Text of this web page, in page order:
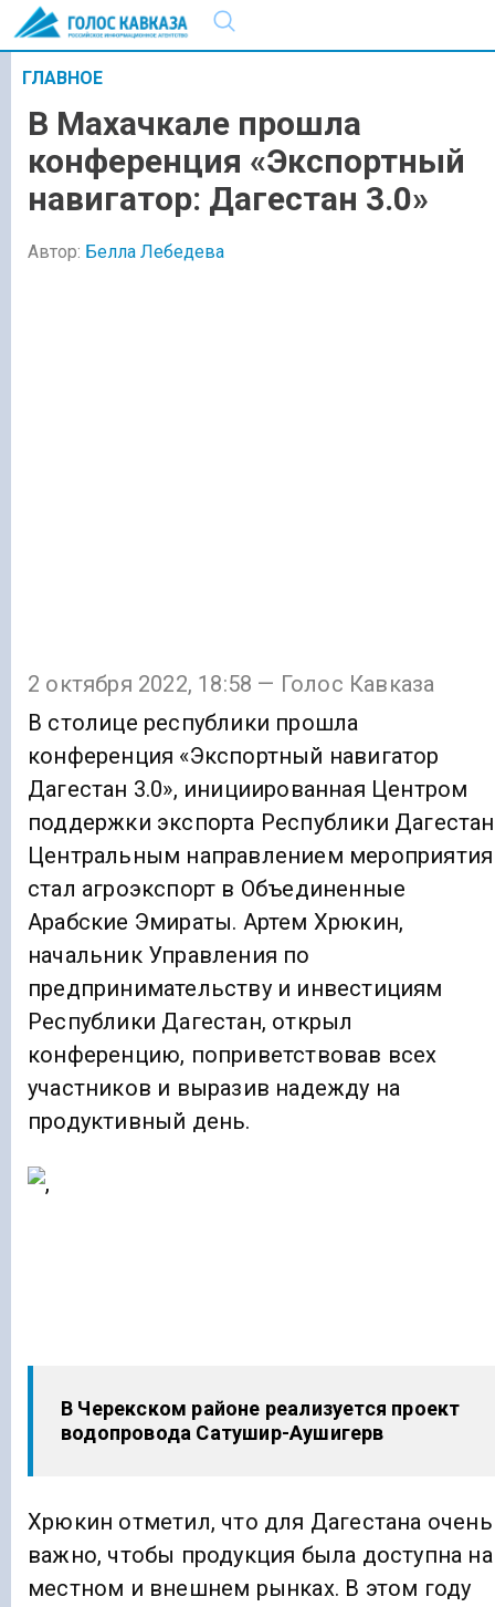
ГЛАВНОЕ
В Махачкале прошла
конференция «Экспортный
навигатор: Дагестан 3.0»
Автор: Белла Лебедева
2 октября 2022, 18:58 — Голос Кавказа
В столице республики прошла
конференция «Экспортный навигатор
Дагестан 3.0», инициированная Центром
поддержки экспорта Республики
Центральным направлением мероприятия
стал агроэкспорт в Объединенные
Арабские Эмираты. Артем Хрюкин,
начальник Управления по
предпринимательству и инвестициям
Республики Дагестан, открыл
конференцию, поприветствовав всех
участников и выразив надежду на
продуктивный день.
В Черекском районе реализуется проект
водопровода Сатушир-Аушигерв
Хрюкин отметил, что для Дагестана очень
важно, чтобы продукция была доступна на
местном и внешнем рынках. В этом году